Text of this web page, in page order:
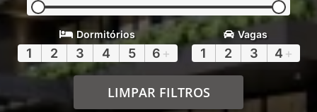
Dormitórios
1 2 3 4 5 6 +
Vagas
1 2 3 4 +
LIMPAR FILTROS